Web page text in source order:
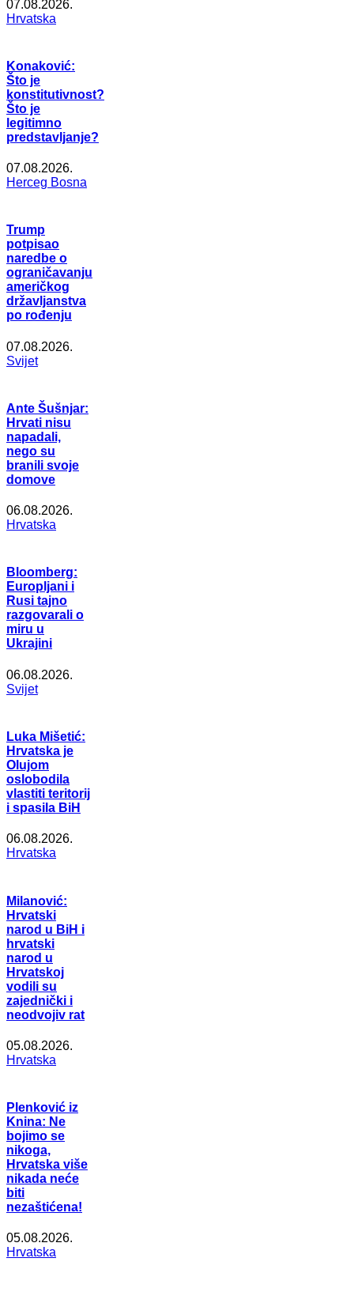
07.08.2026.
Hrvatska
Konaković:
Što je
konstitutivnost?
Što je
legitimno
predstavljanje?
07.08.2026.
Herceg Bosna
Trump
potpisao
naredbe o
ograničavanju
američkog
državljanstva
po rođenju
07.08.2026.
Svijet
Ante Šušnjar:
Hrvati nisu
napadali,
nego su
branili svoje
domove
06.08.2026.
Hrvatska
Bloomberg:
Europljani i
Rusi tajno
razgovarali o
miru u
Ukrajini
06.08.2026.
Svijet
Luka Mišetić:
Hrvatska je
Olujom
oslobodila
vlastiti teritorij
i spasila BiH
06.08.2026.
Hrvatska
Milanović:
Hrvatski
narod u BiH i
hrvatski
narod u
Hrvatskoj
vodili su
zajednički i
neodvojiv rat
05.08.2026.
Hrvatska
Plenković iz
Knina: Ne
bojimo se
nikoga,
Hrvatska više
nikada neće
biti
nezaštićena!
05.08.2026.
Hrvatska